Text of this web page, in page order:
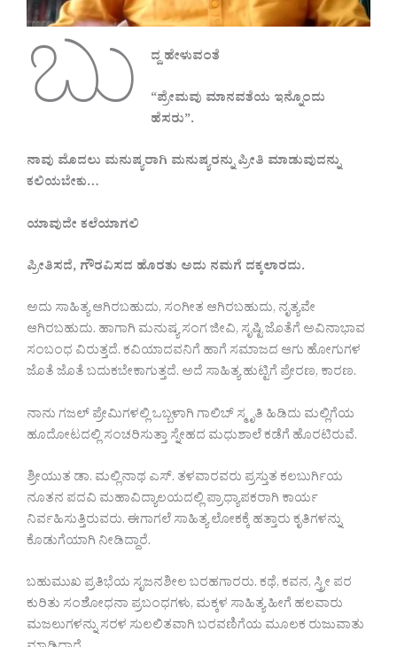
ಬು ದ್ದ ಹೇಳುವಂತೆ
“ಪ್ರೇಮವು ಮಾನವತೆಯ ಇನ್ನೊಂದು
ಹೆಸರು”.
ನಾವು ಮೊದಲು ಮನುಷ್ಯರಾಗಿ ಮನುಷ್ಯರನ್ನು ಪ್ರೀತಿ ಮಾಡುವುದನ್ನು
ಕಲಿಯಬೇಕು…
ಯಾವುದೇ ಕಲೆಯಾಗಲಿ
ಪ್ರೀತಿಸದೆ, ಗೌರವಿಸದ ಹೊರತು ಅದು ನಮಗೆ ದಕ್ಕಲಾರದು.
ಅದು ಸಾಹಿತ್ಯ ಆಗಿರಬಹುದು, ಸಂಗೀತ ಆಗಿರಬಹುದು, ನೃತ್ಯವೇ
ಆಗಿರಬಹುದು. ಹಾಗಾಗಿ ಮನುಷ್ಯ ಸಂಗ ಜೀವಿ, ಸೃಷ್ಟಿ ಜೊತೆಗೆ ಅವಿನಾಭಾವ
ಸಂಬಂಧ ವಿರುತ್ತದೆ. ಕವಿಯಾದವನಿಗೆ ಹಾಗೆ ಸಮಾಜದ ಆಗು ಹೋಗುಗಳ
ಜೊತೆ ಜೊತೆ ಬದುಕಬೇಕಾಗುತ್ತದೆ. ಅದೆ ಸಾಹಿತ್ಯ ಹುಟ್ಟಿಗೆ ಪ್ರೇರಣ, ಕಾರಣ.
ನಾನು ಗಜಲ್ ಪ್ರೇಮಿಗಳಲ್ಲಿ ಒಬ್ಬಳಾಗಿ ಗಾಲಿಬ್ ಸ್ಮೃತಿ ಹಿಡಿದು ಮಲ್ಲಿಗೆಯ
ಹೂದೋಟದಲ್ಲಿ ಸಂಚರಿಸುತ್ತಾ ಸ್ನೇಹದ ಮಧುಶಾಲೆ ಕಡೆಗೆ ಹೊರಟಿರುವೆ.
ಶ್ರೀಯುತ ಡಾ. ಮಲ್ಲಿನಾಥ ಎಸ್. ತಳವಾರವರು ಪ್ರಸ್ತುತ ಕಲಬುರ್ಗಿಯ
ನೂತನ ಪದವಿ ಮಹಾವಿದ್ಯಾಲಯದಲ್ಲಿ ಪ್ರಾಧ್ಯಾಪಕರಾಗಿ ಕಾರ್ಯ
ನಿರ್ವಹಿಸುತ್ತಿರುವರು. ಈಗಾಗಲೆ ಸಾಹಿತ್ಯ ಲೋಕಕ್ಕೆ ಹತ್ತಾರು ಕೃತಿಗಳನ್ನು
ಕೊಡುಗೆಯಾಗಿ ನೀಡಿದ್ದಾರೆ.
ಬಹುಮುಖ ಪ್ರತಿಭೆಯ ಸೃಜನಶೀಲ ಬರಹಗಾರರು. ಕಥೆ, ಕವನ, ಸ್ತ್ರೀ ಪರ
ಕುರಿತು ಸಂಶೋಧನಾ ಪ್ರಬಂಧಗಳು, ಮಕ್ಕಳ ಸಾಹಿತ್ಯ ಹೀಗೆ ಹಲವಾರು
ಮಜಲುಗಳನ್ನು ಸರಳ ಸುಲಲಿತವಾಗಿ ಬರವಣಿಗೆಯ ಮೂಲಕ ರುಜುವಾತು